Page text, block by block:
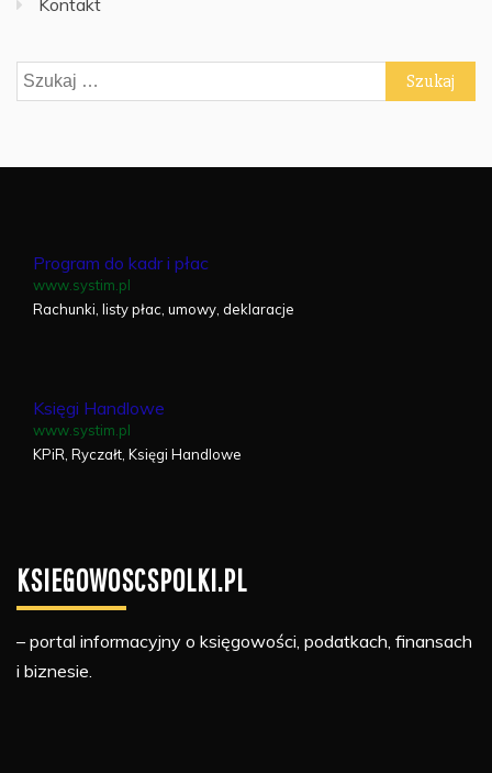
Kontakt
Szukaj:
Program do kadr i płac
www.systim.pl
Rachunki, listy płac, umowy, deklaracje
Księgi Handlowe
www.systim.pl
KPiR, Ryczałt, Księgi Handlowe
KSIEGOWOSCSPOLKI.PL
– portal informacyjny o księgowości, podatkach, finansach
i biznesie.